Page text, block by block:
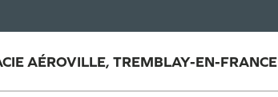
AÉROVILLE, TREMBLAY-EN-FRANCE